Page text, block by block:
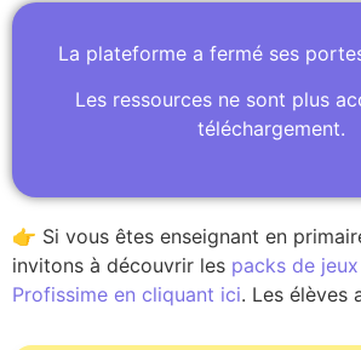
La plateforme a fermé ses
Les ressources ne sont plus
téléchargement.
👉 Si vous êtes enseignant en
invitons à découvrir les packs de
Profissime en cliquant ici. Les élèves